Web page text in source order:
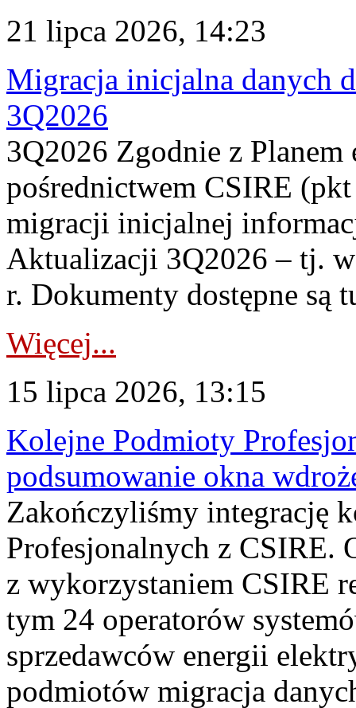
21 lipca 2026, 14:23
Migracja inicjalna danych
3Q2026
3Q2026 Zgodnie z
pośrednictwem CSIRE
migracji inicjalnej
Aktualizacji 3Q2026 – tj.
r. Dokumenty dostępne są
Więcej...
15 lipca 2026, 13:15
Kolejne Podmioty
podsumowanie okna
Zakończyliśmy integrację
Profesjonalnych z CSIRE.
z wykorzystaniem CSIRE
tym 24 operatorów
sprzedawców energii
podmiotów migracja